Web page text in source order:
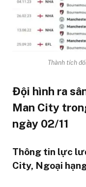
Thành tích
Đội hình ra
Man City
ngày 02/11
Thông tin lực
City, Ngoại